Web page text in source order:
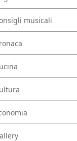
musicali